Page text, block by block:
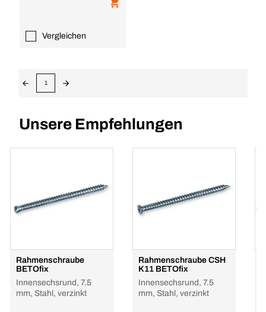
Vergleichen
1
Unsere Empfehlungen
Rahmenschraube
BETOfix
Innensechsrund, 7.5
mm, Stahl, verzinkt
Rahmenschraube CSH
K11 BETOfix
Innensechsrund, 7.5
mm, Stahl, verzinkt